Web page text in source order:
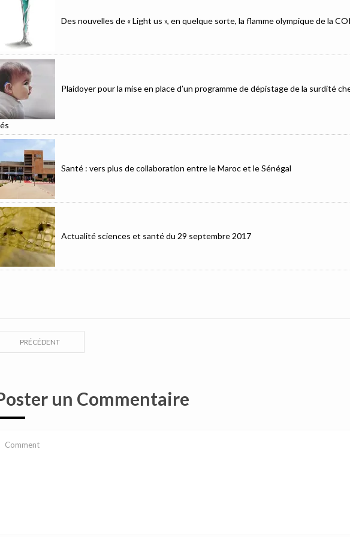
Des nouvelles de « Light us », en quelque sorte, la flamme olympique de la
Plaidoyer pour la mise en place d’un programme de dépistage de la surdité
Santé : vers plus de collaboration entre le Maroc et le Sénégal
Actualité sciences et santé du 29 septembre 2017
PRÉCÉDENT
un Commentaire